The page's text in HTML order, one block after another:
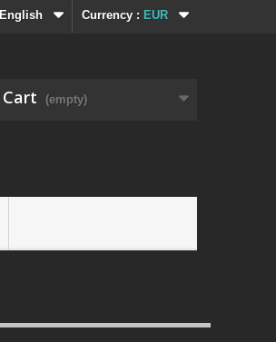
Currency : EUR
English
Cart (empty)